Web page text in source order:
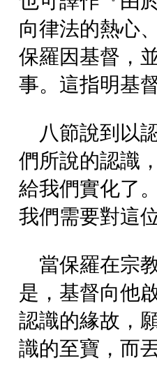
向律法的熱心
保羅因基督，
事。這指明基
八節說到以
們所說的認識
給我們實化了
我們需要對這
當保羅在宗
是，基督向他
認識的緣故，
識的至寶，而